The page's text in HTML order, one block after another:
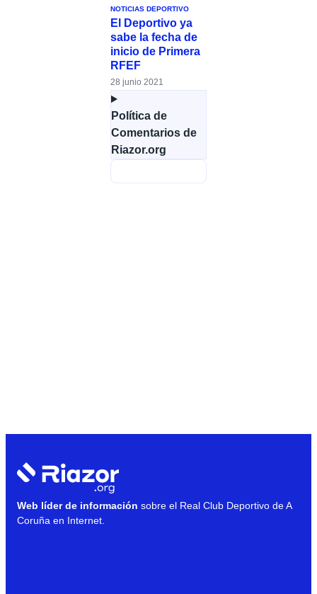
NOTICIAS DEPORTIVO
El Deportivo ya
sabe la fecha de
inicio de Primera
RFEF
28 junio 2021
Política de
Comentarios de
Riazor.org
Web líder de información sobre el Real Club Deportivo de A
Coruña en Internet.